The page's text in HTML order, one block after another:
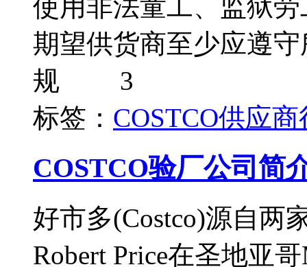
使用非法童工、监
期望供货商至少应遵
规 3
标签： COSTCO供应商
COSTCO验厂公司简
好市多(Costco)源自两
Robert Price在圣地亚